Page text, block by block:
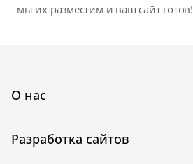
мы их разместим и ваш сайт готов!
О нас
Разработка сайтов